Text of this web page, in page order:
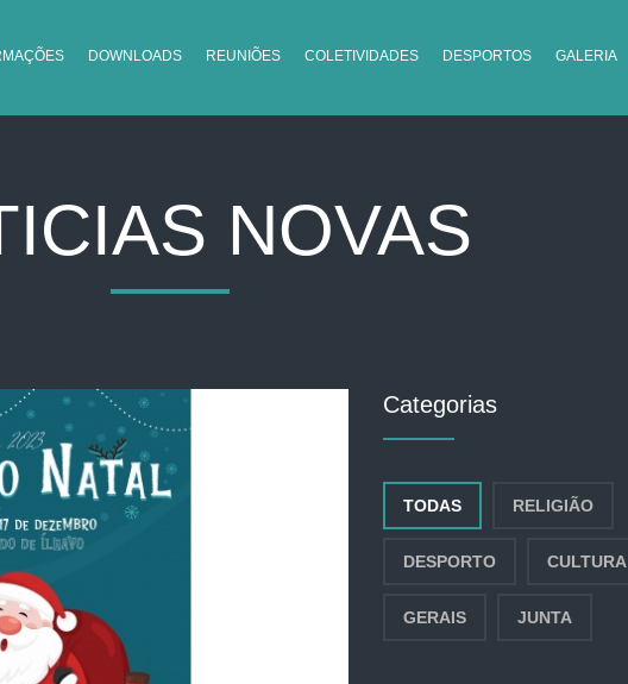
DOWNLOADS REUNIÕES COLETIVIDADES DESPORTOS GALERIA
NOVAS
Categorias
TODAS RELIGIÃO
DESPORTO CULTURA
GERAIS JUNTA